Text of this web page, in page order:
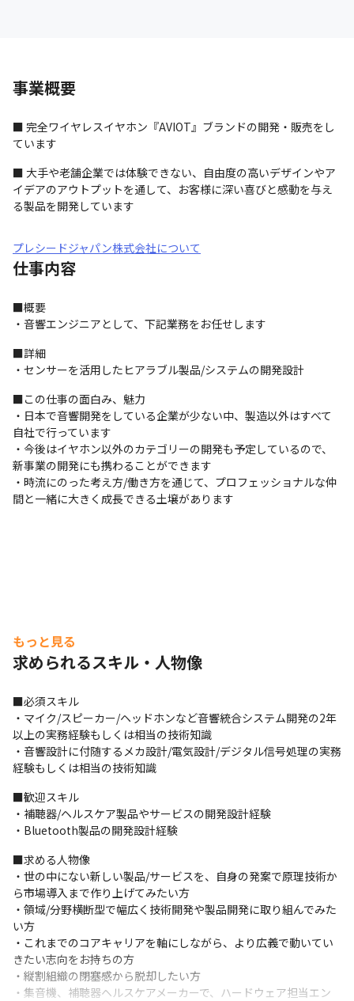
事業概要
■ 完全ワイヤレスイヤホン『AVIOT』ブランドの開発・販売をし
ています
■ 大手や老舗企業では体験できない、自由度の高いデザインやア
イデアのアウトプットを通して、お客様に深い喜びと感動を与え
る製品を開発しています
プレシードジャパン株式会社について
仕事内容
■概要
・音響エンジニアとして、下記業務をお任せします
■詳細
・センサーを活用したヒアラブル製品/システムの開発設計
■この仕事の面白み、魅力
・日本で音響開発をしている企業が少ない中、製造以外はすべて
自社で行っています
・今後はイヤホン以外のカテゴリーの開発も予定しているので、
新事業の開発にも携わることができます
・時流にのった考え方/働き方を通じて、プロフェッショナルな仲
間と一緒に大きく成長できる土壌があります
もっと見る
求められるスキル・人物像
■必須スキル
・マイク/スピーカー/ヘッドホンなど音響統合システム開発の2年
以上の実務経験もしくは相当の技術知識
・音響設計に付随するメカ設計/電気設計/デジタル信号処理の実務
経験もしくは相当の技術知識
■歓迎スキル
・補聴器/ヘルスケア製品やサービスの開発設計経験
・Bluetooth製品の開発設計経験
■求める人物像
・世の中にない新しい製品/サービスを、自身の発案で原理技術か
ら市場導入まで作り上げてみたい方
・領域/分野横断型で幅広く技術開発や製品開発に取り組んでみた
い方
・これまでのコアキャリアを軸にしながら、より広義で動いてい
きたい志向をお持ちの方
・縦割組織の閉塞感から脱却したい方
・集音機、補聴器ヘルスケアメーカーで、ハードウェア担当エン